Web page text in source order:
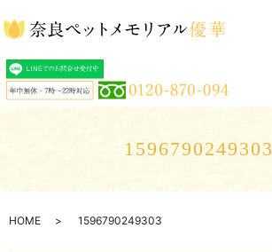
1596790249303
HOME 1596790249303